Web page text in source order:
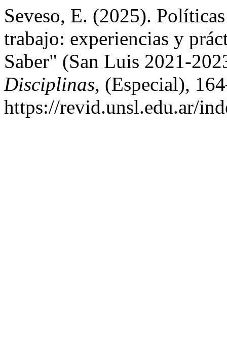
Seveso, E. (2025).
trabajo: experiencias y
Saber" (San Luis 2021-
Disciplinas, (Especial),
https://revid.unsl.edu.ar/